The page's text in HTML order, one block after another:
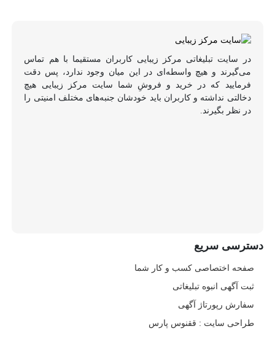
در سایت تبلیغاتی مرکز زیبایی کاربران مستقیما با هم تماس
می‌گیرند و هیچ واسطه‌ای در این میان وجود ندارد، پس دقت
فرمایید که در خرید و فروشِ شما سایت مرکز زیبایی هیچ
دخالتی نداشته و کاربران باید خودشان جنبه‌های مختلف امنیتی را
در نظر بگیرند.
دسترسی سریع
صفحه اختصاصی کسب و کار شما
ثبت آگهی انبوه تبلیغاتی
سفارش رپورتاژ آگهی
طراحی سایت : ققنوس پارس